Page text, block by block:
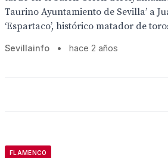
Taurino Ayuntamiento de Sevilla’ a
‘Espartaco’, histórico matador de
Sevillainfo • hace 2 años
FLAMENCO